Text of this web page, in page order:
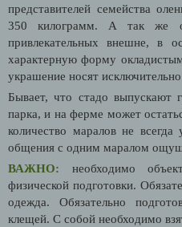
представителей семейства
350 килограмм. А так же
привлекательных внешне, в
характерную форму
украшение носят
Бывает, что стадо выпускают
парка, и на ферме может
количество маралов не
общения с одним маралом
ВАЖНО: необходимо
физической подготовки.
одежда. Обязательно
клещей. С собой необходимо